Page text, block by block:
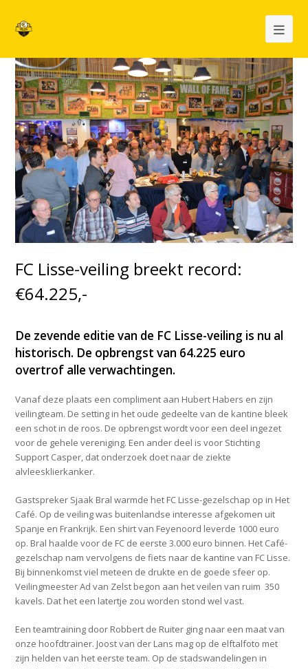
FC Lisse-veiling breekt record:
€64.225,-
De zevende editie van de FC Lisse-veiling is nu al
historisch. De opbrengst van 64.225 euro
overtrof alle verwachtingen.
Vanaf deze plaats een compliment aan Hubert Habers en zijn
veilingteam. De setting in het oude gedeelte van de kantine bleek
een schot in de roos. De opbrengst wordt voor een deel ingezet
voor de gehele vereniging. Een ander deel is voor Stichting
Support Casper, dat onderzoek doet naar de ziekte
alvleesklierkanker.
Gastspreker Sjaak Bral warmde het FC Lisse-gezelschap op in Het
Café. Op de veiling was buitenlandse interesse afgekomen uit
Spanje en Frankrijk. Een shirt van Feyenoord leverde 1000 euro
op. Bral haalde voor de FC de eerste 3.000 euro binnen. Het Café-
gezelschap nam vervolgens de fiets naar de kantine van FC Lisse.
Bij binnenkomst viel meteen de drukte en de goede sfeer op.
Veilingmeester Ad van Zelst begon aan het veilen van ruim 350
kavels. Dat het een latertje zou worden stond wel vast.
Een teamtraining door Robbert de Ruiter ging naar een maat van
onze hoofdtrainer. Joost van der Lans mag op de elftalfoto met
zijn helden van het eerste team. Op de stadswandelingen in